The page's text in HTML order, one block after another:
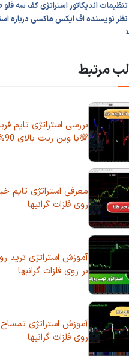
نظر نویسنده اف ایکس ماکسی درباره
مرتبط
💯با وین ریت بالای 90%
معرفی استراتژی تایم
روی فلزات گرانبها
آموزش استراتژی ترید
بر روی فلزات گرانبها
آموزش استراتژی
روی فلزات گرانبها